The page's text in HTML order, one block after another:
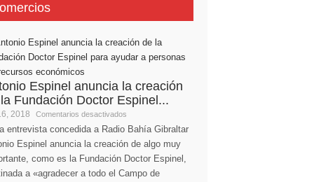
Espinel anuncia la creación
Fundación Doctor Espinel...
2018 Comentarios desactivados
entrevista concedida a Radio Bahía Gibraltar
Espinel anuncia la creación de algo muy
como es la Fundación Doctor Espinel,
a «agradecer a todo el Campo de